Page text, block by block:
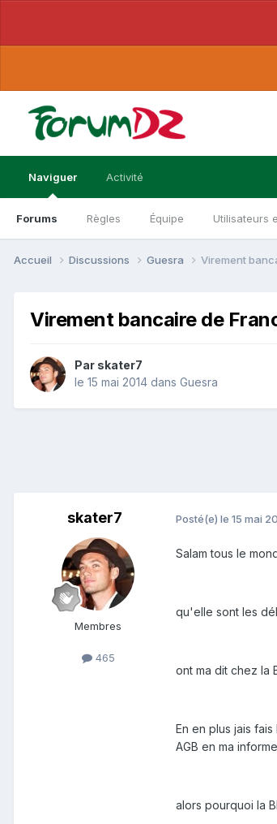
Naviguer
Forums Règles Équipe Utilisateurs
Activité
Accueil Discussions Guesra Virement
Virement bancaire de
Par skater7
le 15 mai 2014 dans Guesra
skater7
Membres
465
Posté(e) le 15 mai
Salam tous le
qu'elle sont les
ont ma dit chez la
En en plus jais
AGB en ma
alors pourquoi la